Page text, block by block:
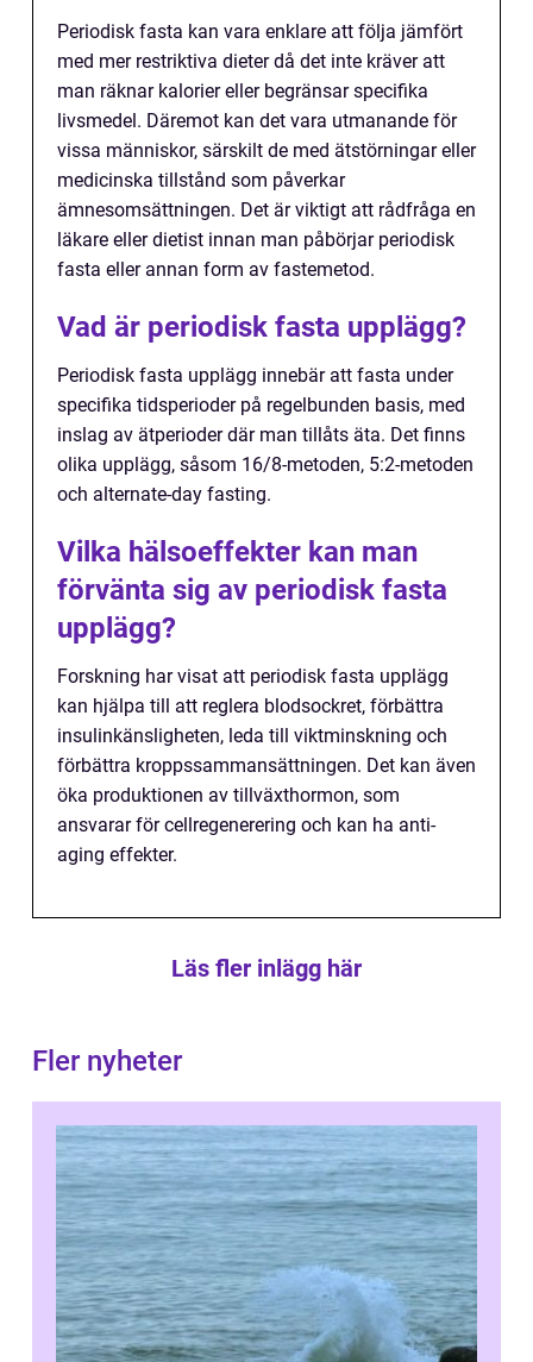
Periodisk fasta kan vara enklare att följa jämfört
med mer restriktiva dieter då det inte kräver att
man räknar kalorier eller begränsar specifika
livsmedel. Däremot kan det vara utmanande för
vissa människor, särskilt de med ätstörningar eller
medicinska tillstånd som påverkar
ämnesomsättningen. Det är viktigt att rådfråga en
läkare eller dietist innan man påbörjar periodisk
fasta eller annan form av fastemetod.
Vad är periodisk fasta upplägg?
Periodisk fasta upplägg innebär att fasta under
specifika tidsperioder på regelbunden basis, med
inslag av ätperioder där man tillåts äta. Det finns
olika upplägg, såsom 16/8-metoden, 5:2-metoden
och alternate-day fasting.
Vilka hälsoeffekter kan man
förvänta sig av periodisk fasta
upplägg?
Forskning har visat att periodisk fasta upplägg
kan hjälpa till att reglera blodsockret, förbättra
insulinkänsligheten, leda till viktminskning och
förbättra kroppssammansättningen. Det kan även
öka produktionen av tillväxthormon, som
ansvarar för cellregenerering och kan ha anti-
aging effekter.
Läs fler inlägg här
Fler nyheter